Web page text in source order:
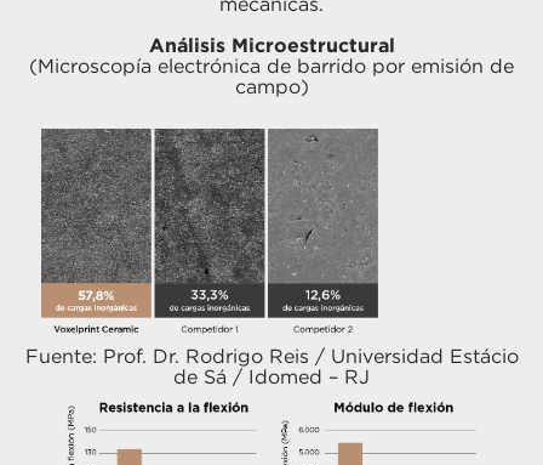
mecânicas.
Análisis Microestructural
(Microscopía electrónica de barrido por emisión de
campo)
Fuente: Prof. Dr. Rodrigo Reis / Universidad Estácio
de Sá / Idomed – RJ